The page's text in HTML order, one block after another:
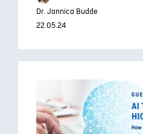
Dr. Jannica Budde
22.05.24